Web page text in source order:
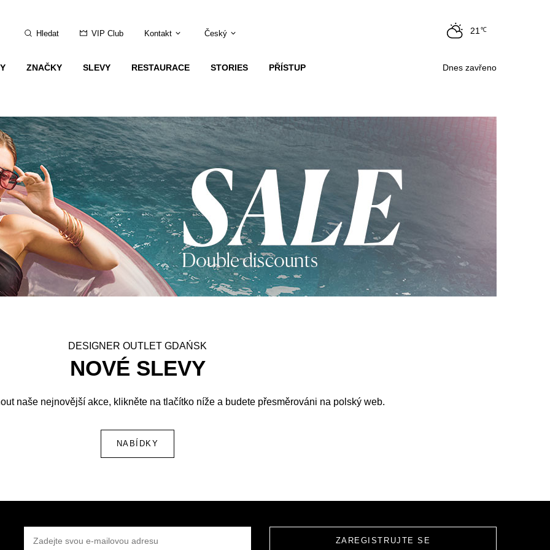
21 ℃
Dnes zavřeno
Hledat VIP Club Kontakt Český
ZNAČKY SLEVY RESTAURACE STORIES PŘÍSTUP
DESIGNER OUTLET GDAŃSK
NOVÉ SLEVY
naše nejnovější akce, klikněte na tlačítko níže a budete přesměrováni na polský web.
NABÍDKY